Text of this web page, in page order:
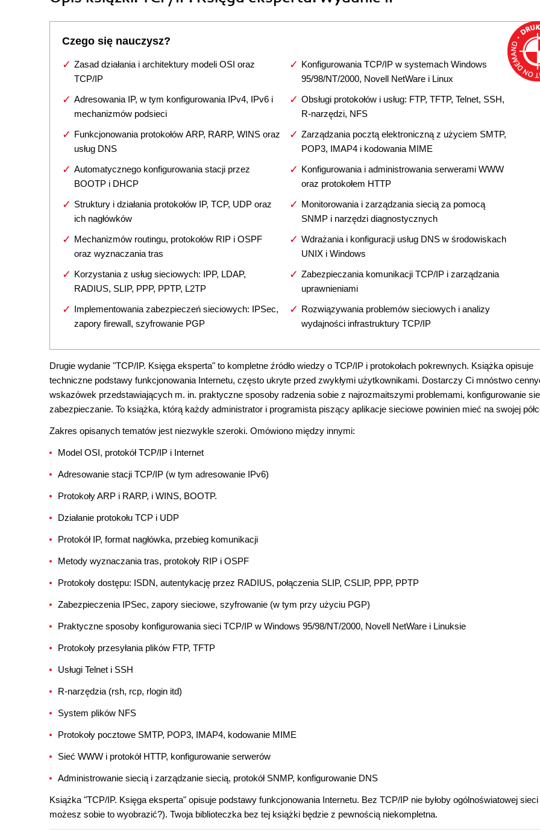
Czego się nauczysz?
Zasad działania i architektury modeli OSI oraz
TCP/IP
Adresowania IP, w tym konfigurowania IPv4, IPv6 i
mechanizmów podsieci
Funkcjonowania protokołów ARP, RARP, WINS oraz
usług DNS
Automatycznego konfigurowania stacji przez
BOOTP i DHCP
Struktury i działania protokołów IP, TCP, UDP oraz
ich nagłówków
Mechanizmów routingu, protokołów RIP i OSPF
oraz wyznaczania tras
Korzystania z usług sieciowych: IPP, LDAP,
RADIUS, SLIP, PPP, PPTP, L2TP
Implementowania zabezpieczeń sieciowych: IPSec,
zapory firewall, szyfrowanie PGP
Konfigurowania TCP/IP w systemach Windows
95/98/NT/2000, Novell NetWare i Linux
Obsługi protokołów i usług: FTP, TFTP, Telnet, SSH,
R-narzędzi, NFS
Zarządzania pocztą elektroniczną z użyciem SMTP,
POP3, IMAP4 i kodowania MIME
Konfigurowania i administrowania serwerami WWW
oraz protokołem HTTP
Monitorowania i zarządzania siecią za pomocą
SNMP i narzędzi diagnostycznych
Wdrażania i konfiguracji usług DNS w środowiskach
UNIX i Windows
Zabezpieczania komunikacji TCP/IP i zarządzania
uprawnieniami
Rozwiązywania problemów sieciowych i analizy
wydajności infrastruktury TCP/IP
Drugie wydanie "TCP/IP. Księga eksperta" to kompletne źródło wiedzy o TCP/IP i protokołach pokrewnych. Książka opisuje
techniczne podstawy funkcjonowania Internetu, często ukryte przed zwykłymi użytkownikami. Dostarczy Ci mnóstwo
wskazówek przedstawiających m. in. praktyczne sposoby radzenia sobie z najrozmaitszymi problemami, konfigurowanie
zabezpieczanie. To książka, którą każdy administrator i programista piszący aplikacje sieciowe powinien mieć na swojej
Zakres opisanych tematów jest niezwykle szeroki. Omówiono między innymi:
Model OSI, protokół TCP/IP i Internet
Adresowanie stacji TCP/IP (w tym adresowanie IPv6)
Protokoły ARP i RARP, i WINS, BOOTP.
Działanie protokołu TCP i UDP
Protokół IP, format nagłówka, przebieg komunikacji
Metody wyznaczania tras, protokoły RIP i OSPF
Protokoły dostępu: ISDN, autentykację przez RADIUS, połączenia SLIP, CSLIP, PPP, PPTP
Zabezpieczenia IPSec, zapory sieciowe, szyfrowanie (w tym przy użyciu PGP)
Praktyczne sposoby konfigurowania sieci TCP/IP w Windows 95/98/NT/2000, Novell NetWare i Linuksie
Protokoły przesyłania plików FTP, TFTP
Usługi Telnet i SSH
R-narzędzia (rsh, rcp, rlogin itd)
System plików NFS
Protokoły pocztowe SMTP, POP3, IMAP4, kodowanie MIME
Sieć WWW i protokół HTTP, konfigurowanie serwerów
Administrowanie siecią i zarządzanie siecią, protokół SNMP, konfigurowanie DNS
Książka "TCP/IP. Księga eksperta" opisuje podstawy funkcjonowania Internetu. Bez TCP/IP nie byłoby ogólnoświatowej
możesz sobie to wyobrazić?). Twoja biblioteczka bez tej książki będzie z pewnością niekompletna.